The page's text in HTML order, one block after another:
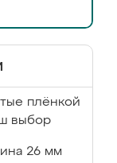
плёнкой
выбор
26 мм